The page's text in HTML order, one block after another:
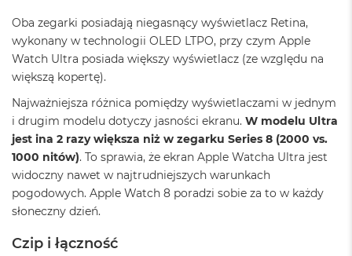
k
i
r
a
c
B
o
o
k
A
i
r
M
5
Oba zegarki posiadają niegasnący wyświetlacz Retina,
wykonany w technologii OLED LTPO, przy czym Apple
Watch Ultra posiada większy wyświetlacz (ze względu na
większą kopertę).
Najważniejsza różnica pomiędzy wyświetlaczami w jednym
i drugim modelu dotyczy jasności ekranu. W modelu Ultra
jest ina 2 razy większa niż w zegarku Series 8 (2000 vs.
1000 nitów). To sprawia, że ekran Apple Watcha Ultra jest
widoczny nawet w najtrudniejszych warunkach
pogodowych. Apple Watch 8 poradzi sobie za to w każdy
słoneczny dzień.
Czip i łączność